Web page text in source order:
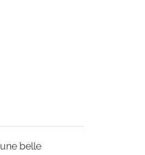
belle